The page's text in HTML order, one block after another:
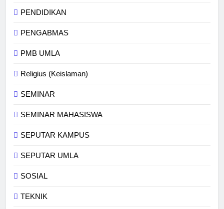
PENDIDIKAN
PENGABMAS
PMB UMLA
Religius (Keislaman)
SEMINAR
SEMINAR MAHASISWA
SEPUTAR KAMPUS
SEPUTAR UMLA
SOSIAL
TEKNIK